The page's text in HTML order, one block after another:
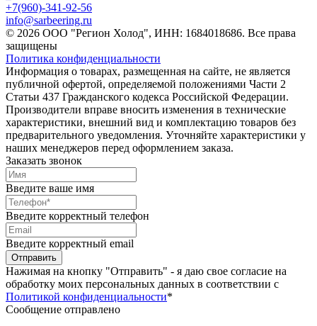
+7(960)-341-92-56
info@sarbeering.ru
© 2026 ООО "Регион Холод", ИНН: 1684018686. Все права
защищены
Политика конфиденциальности
Информация о товарах, размещенная на сайте, не является
публичной офертой, определяемой положениями Части 2
Статьи 437 Гражданского кодекса Российской Федерации.
Производители вправе вносить изменения в технические
характеристики, внешний вид и комплектацию товаров без
предварительного уведомления. Уточняйте характеристики у
наших менеджеров перед оформлением заказа.
Заказать звонок
Введите ваше имя
Введите корректный телефон
Введите корректный email
Отправить
Нажимая на кнопку "Отправить" - я даю свое согласие на
обработку моих персональных данных в соответствии с
Политикой конфиденциальности*
Сообщение отправлено